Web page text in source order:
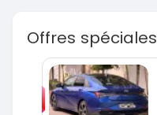
Offres spéciales